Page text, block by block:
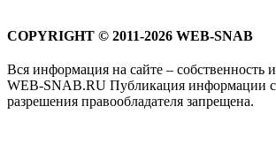
COPYRIGHT © 2011-2026 WEB-SNAB
Вся информация на сайте – собственность
WEB-SNAB.RU Публикация информации с
разрешения правообладателя запрещена.